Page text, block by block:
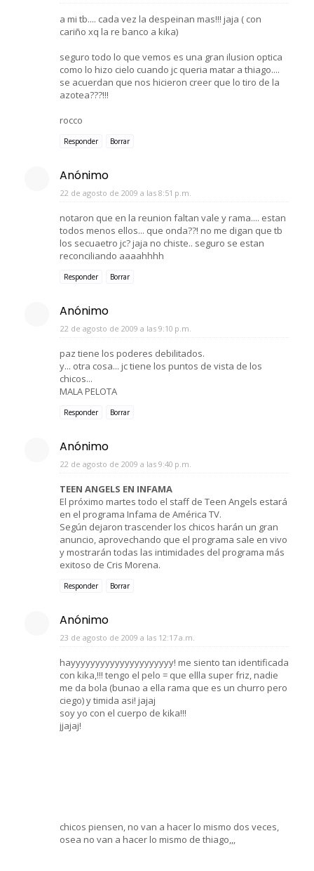
a mi tb.... cada vez la despeinan mas!!! jaja ( con
cariño xq la re banco a kika)
seguro todo lo que vemos es una gran ilusion optica
como lo hizo cielo cuando jc queria matar a thiago....
se acuerdan que nos hicieron creer que lo tiro de la
azotea???!!!
rocco
Responder Borrar
Anónimo
22 de agosto de 2009 a las 8:51 p.m.
notaron que en la reunion faltan vale y rama.... estan
todos menos ellos... que onda??! no me digan que tb
los secuaetro jc? jaja no chiste.. seguro se estan
reconciliando aaaahhhh
Responder Borrar
Anónimo
22 de agosto de 2009 a las 9:10 p.m.
paz tiene los poderes debilitados.
y... otra cosa... jc tiene los puntos de vista de los
chicos...
MALA PELOTA
Responder Borrar
Anónimo
22 de agosto de 2009 a las 9:40 p.m.
TEEN ANGELS EN INFAMA
El próximo martes todo el staff de Teen Angels estará
en el programa Infama de América TV.
Según dejaron trascender los chicos harán un gran
anuncio, aprovechando que el programa sale en vivo
y mostrarán todas las intimidades del programa más
exitoso de Cris Morena.
Responder Borrar
Anónimo
23 de agosto de 2009 a las 12:17 a.m.
hayyyyyyyyyyyyyyyyyyyyy! me siento tan identificada
con kika,!!! tengo el pelo = que ellla super friz, nadie
me da bola (bunao a ella rama que es un churro pero
ciego) y timida asi! jajaj
soy yo con el cuerpo de kika!!!
jjajaj!
chicos piensen, no van a hacer lo mismo dos veces,
osea no van a hacer lo mismo de thiago,,,